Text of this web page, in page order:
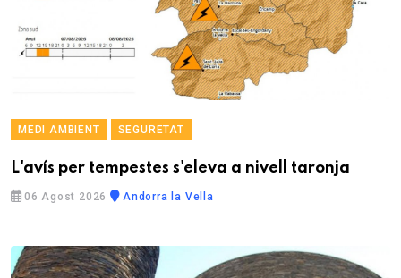
MEDI AMBIENT SEGURETAT
L'avís per tempestes s'eleva a nivell taronja
06 Agost 2026 Andorra la Vella